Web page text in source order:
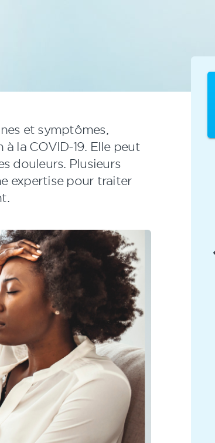
et symptômes,
la COVID-19. Elle peut
douleurs. Plusieurs
expertise pour traiter